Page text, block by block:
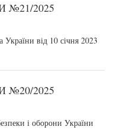
№21/2025
від 10 січня 2023
№20/2025
і оборони України